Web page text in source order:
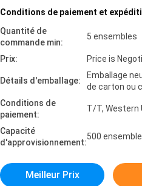
Conditions de paiement et
Quantité de
commande min:
5 ensembles
Prix: Price is
Détails d'emballage:
Emballage
de carton ou
Conditions de
paiement:
T/T, Western
Capacité
d'approvisionnement:
500
Meilleur Prix